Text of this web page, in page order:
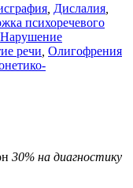
Дислалия
психоречевого
Нарушение
речи Олигофрения
30% на диагностику